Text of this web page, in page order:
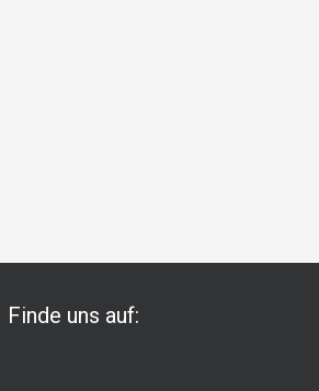
Finde uns auf: